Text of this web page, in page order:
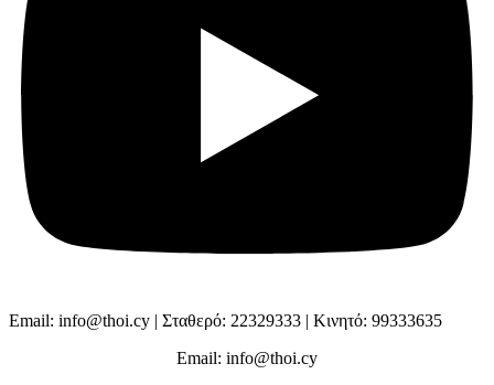
Email: info@thoi.cy | Σταθερό: 22329333 | Κινητό: 99333635
Email: info@thoi.cy